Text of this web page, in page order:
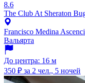
8.6
The Club At Sheraton
Francisco Medina
Вальярта
До центра: 16 м
350 ₽ за 2 чел., 5 ночей